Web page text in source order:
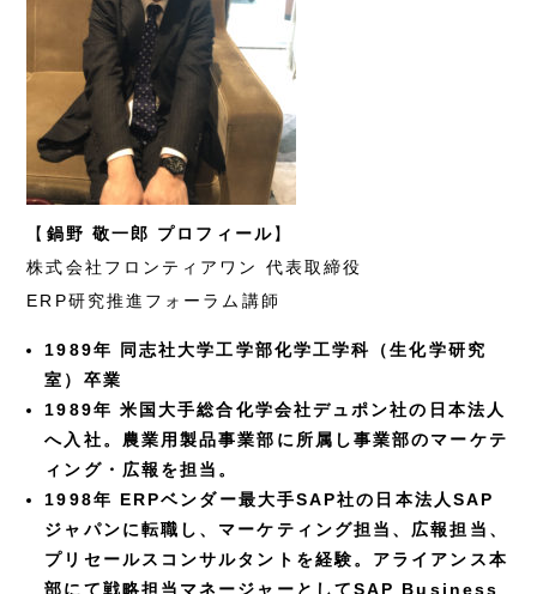
【 鍋野 敬一郎 プロフィール】
株式会社フロンティアワン 代表取締役
ERP研究推進フォーラム講師
1989年 同志社大学工学部化学工学科（生化学研究
室）卒業
1989年 米国大手総合化学会社デュポン社の日本法人
へ入社。農業用製品事業部に所属し事業部のマーケテ
ィング・広報を担当。
1998年 ERPベンダー最大手SAP社の日本法人SAP
ジャパンに転職し、マーケティング担当、広報担当、
プリセールスコンサルタントを経験。アライアンス本
部にて戦略担当マネージャーとしてSAP Business